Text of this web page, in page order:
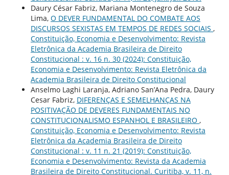
Daury César Fabriz, Mariana Montenegro de Souza
Lima, O DEVER FUNDAMENTAL DO COMBATE AOS
DISCURSOS SEXISTAS EM TEMPOS DE REDES SOCIAIS ,
Constituição, Economia e Desenvolvimento: Revista
Eletrônica da Academia Brasileira de Direito
Constitucional : v. 16 n. 30 (2024): Constituição,
Economia e Desenvolvimento: Revista Eletrônica da
Academia Brasileira de Direito Constitucional
Anselmo Laghi Laranja, Adriano San’Ana Pedra, Daury
Cesar Fabriz, DIFERENÇAS E SEMELHANÇAS NA
POSITIVAÇÃO DE DEVERES FUNDAMENTAIS NO
CONSTITUCIONALISMO ESPANHOL E BRASILEIRO ,
Constituição, Economia e Desenvolvimento: Revista
Eletrônica da Academia Brasileira de Direito
Constitucional : v. 11 n. 21 (2019): Constituição,
Economia e Desenvolvimento: Revista da Academia
Brasileira de Direito Constitucional. Curitiba, v. 11, n.